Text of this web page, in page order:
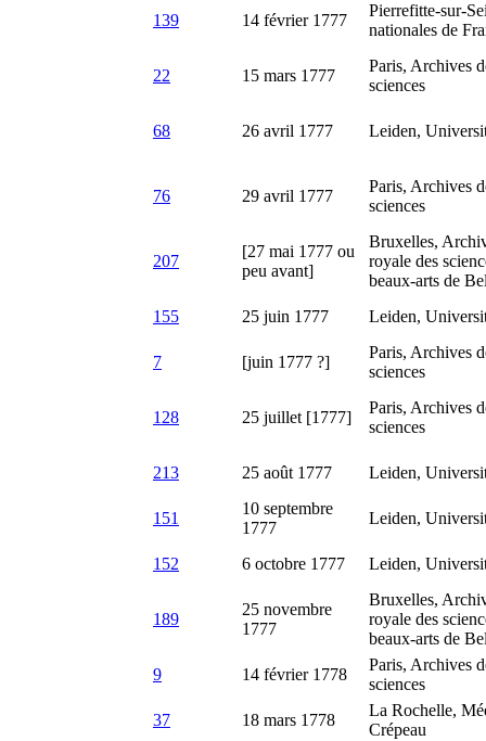
139 14 février 1777
Pierrefitte-sur-
nationales de
22 15 mars 1777
Paris, Archives
sciences
68 26 avril 1777 Leiden,
76 29 avril 1777
Paris, Archives
sciences
207
[27 mai 1777 ou
peu avant]
Bruxelles,
royale des
beaux-arts de
155
25 juin 1777 Leiden,
7 [juin 1777 ?]
Paris, Archives
sciences
128 25 juillet [1777]
Paris, Archives
sciences
213 25 août 1777 Leiden,
151
10 septembre
1777
Leiden,
152 6 octobre 1777 Leiden,
189
25 novembre
1777
Bruxelles,
royale des
beaux-arts de
9
14 février 1778
Paris, Archives
sciences
37
18 mars 1778
La Rochelle,
Crépeau